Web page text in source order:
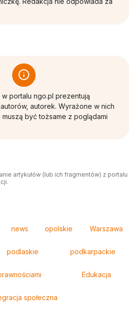
portalu ngo.pl prezentują
autorek. Wyrażone w nich
być tożsame z poglądami
artykułów (lub ich fragmentów) z portalu
news opolskie Warszawa
podlaskie podkarpackie
Edukacja
społeczna